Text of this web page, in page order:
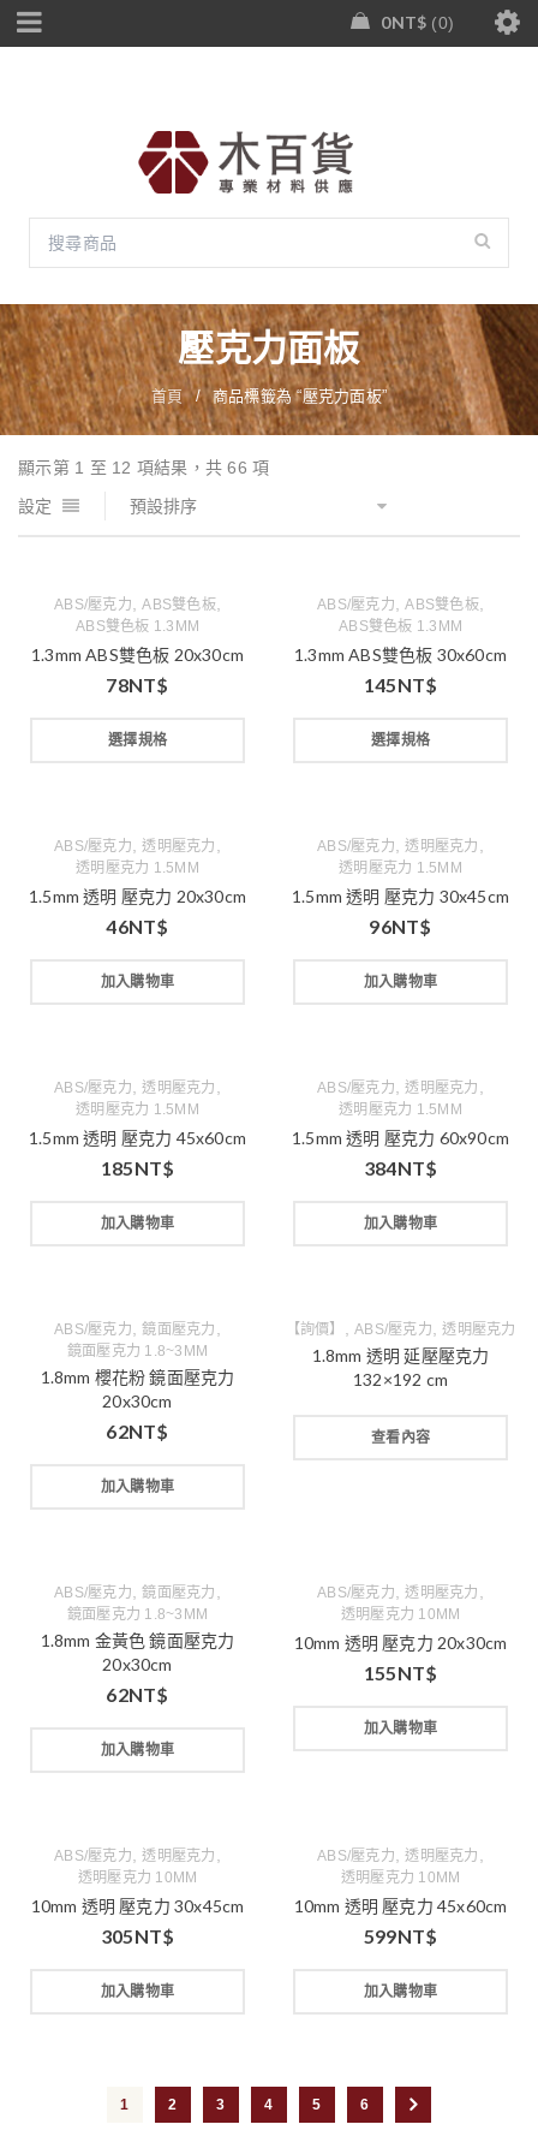
0NT$ 0
壓克力面板
首頁 / 商品標籤為 “壓克力面板”
顯示第 1 至 12 項結果，共 66 項
設定
預設排序
ABS/壓克力 ,ABS雙色板,
ABS雙色板 1.3MM
1.3mm ABS雙色板 20x30cm
78NT$
選擇規格
ABS/壓克力 ,ABS雙色板,
ABS雙色板 1.3MM
1.3mm ABS雙色板 30x60cm
145NT$
選擇規格
ABS/壓克力 ,透明壓克力
透明壓克力 1.5MM
1.5mm 透明 壓克力 20x30cm
46NT$
加入購物車
ABS/壓克力 ,透明壓克力
透明壓克力 1.5MM
1.5mm 透明 壓克力 30x45cm
96NT$
加入購物車
ABS/壓克力 ,透明壓克力
透明壓克力 1.5MM
1.5mm 透明 壓克力 45x60cm
185NT$
加入購物車
ABS/壓克力 ,透明壓克力
透明壓克力 1.5MM
1.5mm 透明 壓克力 60x90cm
384NT$
加入購物車
ABS/壓克力 ,鏡面壓克力
鏡面壓克力 1.8~3MM
1.8mm 櫻花粉 鏡面壓克力
20x30cm
62NT$
加入購物車
【詢價】 ABS/壓克力 ,透明壓克力
1.8mm 透明 延壓壓克力
132×192 cm
查看內容
ABS/壓克力 ,鏡面壓克力
鏡面壓克力 1.8~3MM
1.8mm 金黃色 鏡面壓克力
20x30cm
62NT$
加入購物車
ABS/壓克力 ,透明壓克力
透明壓克力 10MM
10mm 透明 壓克力 20x30cm
155NT$
加入購物車
ABS/壓克力 ,透明壓克力
透明壓克力 10MM
10mm 透明 壓克力 30x45cm
305NT$
加入購物車
ABS/壓克力 ,透明壓克力
透明壓克力 10MM
10mm 透明 壓克力 45x60cm
599NT$
加入購物車
1 2 3 4 5 6